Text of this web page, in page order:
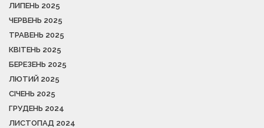
ЛИПЕНЬ 2025
ЧЕРВЕНЬ 2025
ТРАВЕНЬ 2025
КВІТЕНЬ 2025
БЕРЕЗЕНЬ 2025
ЛЮТИЙ 2025
СІЧЕНЬ 2025
ГРУДЕНЬ 2024
ЛИСТОПАД 2024